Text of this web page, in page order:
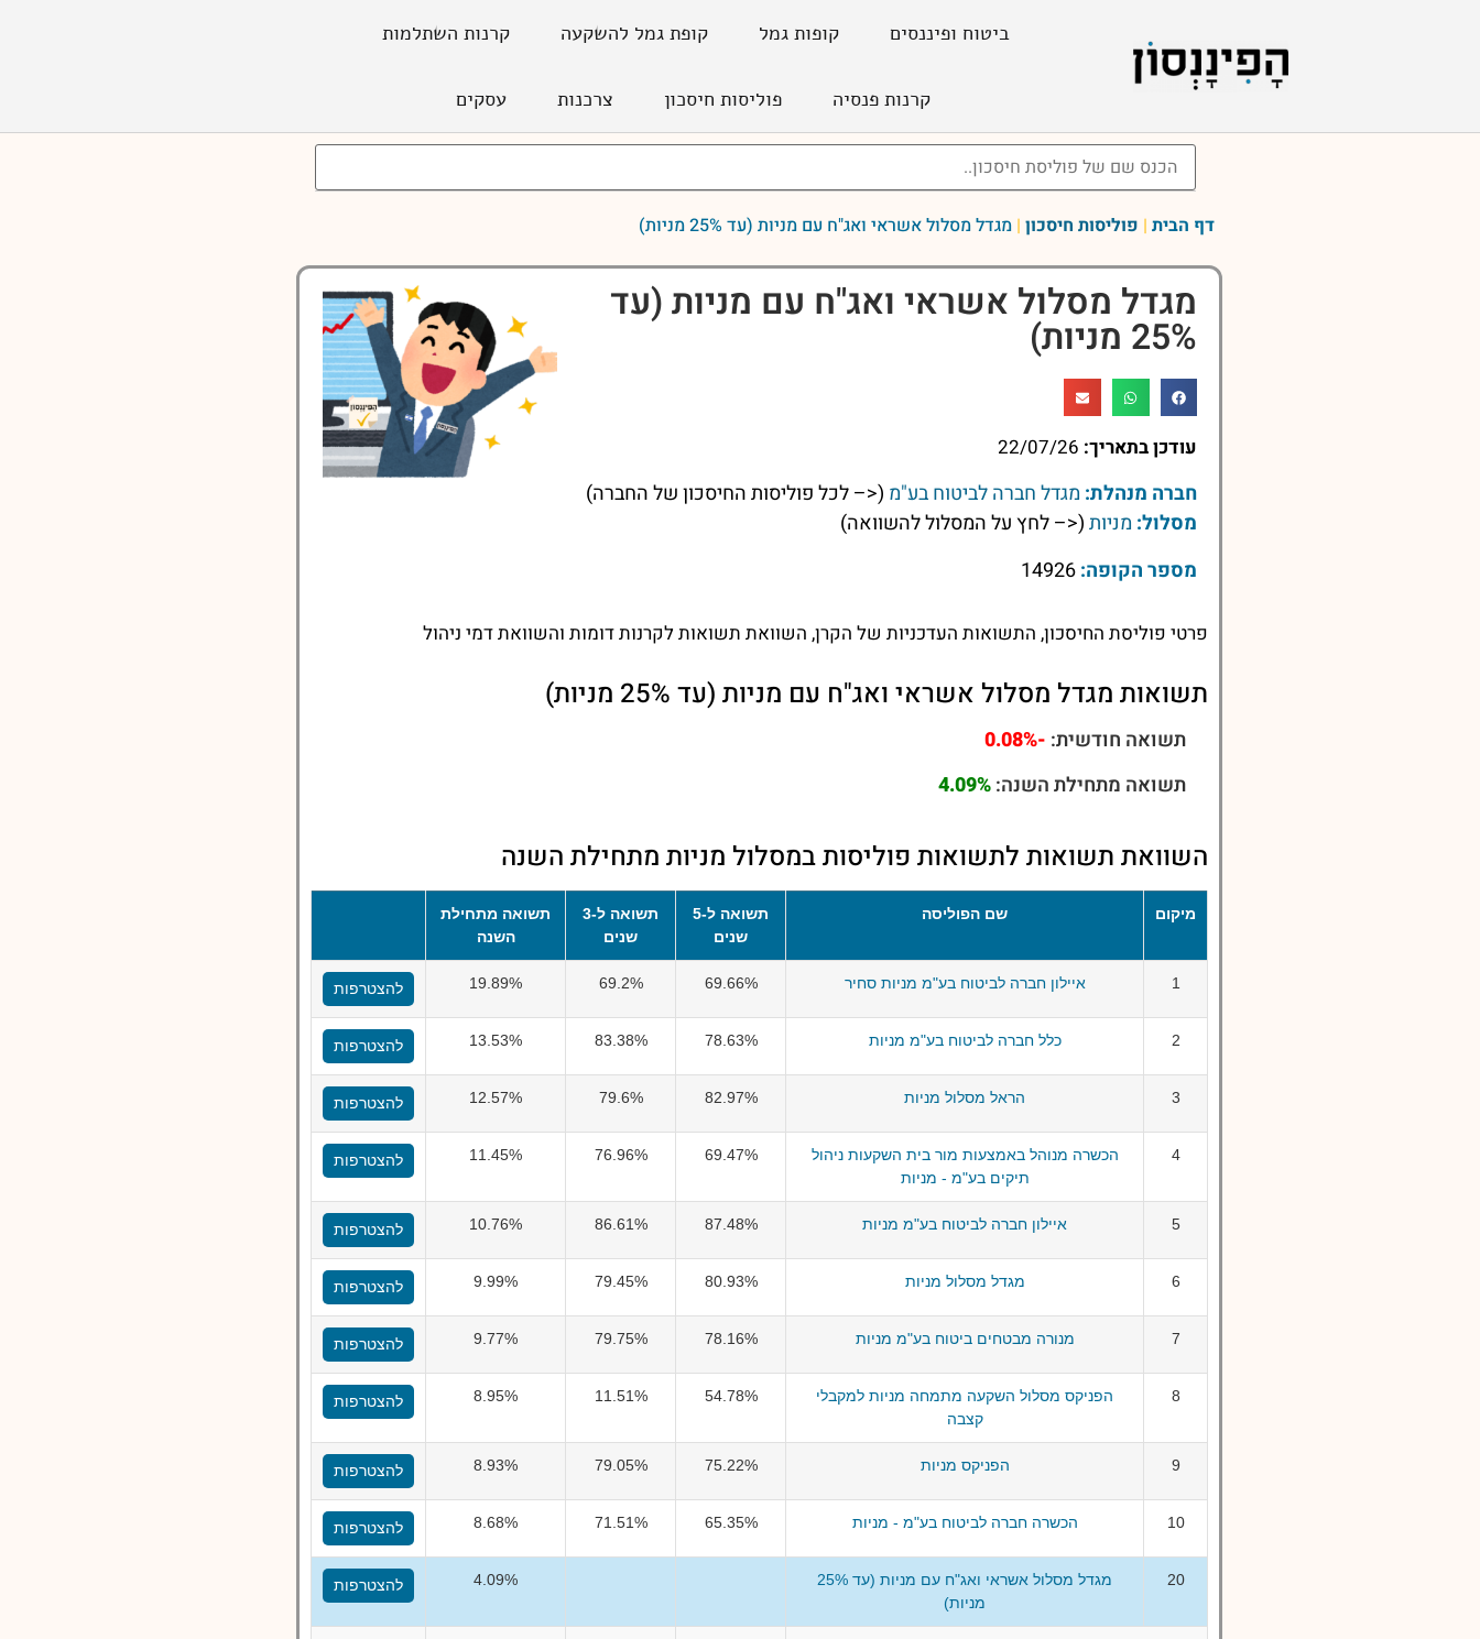
ביטוח ופיננסים קופות גמל קופת גמל להשקעה קרנות השתלמות
קרנות פנסיה פוליסות חיסכון צרכנות עסקים
דף הבית | פוליסות חיסכון | מגדל מסלול אשראי ואג"ח עם מניות (עד 25% מניות)
מגדל מסלול אשראי ואג"ח עם מניות (עד
25% מניות)
עודכן בתאריך: 22/07/26
חברה מנהלת: מגדל חברה לביטוח בע"מ (<– לכל פוליסות החיסכון של החברה)
מסלול: מניות(<– לחץ על המסלול להשוואה)
מספר הקופה:
פרטי פוליסת החיסכון, התשואות העדכניות של הקרן, השוואת תשואות לקרנות דומות והשוואת דמי ניהול
תשואות מגדל מסלול אשראי ואג"ח עם מניות (עד 25% מניות)
תשואה חודשית: -0.08%
תשואה מתחילת השנה:4.09%
השוואת תשואות לתשואות פוליסות במסלול מניות מתחילת השנה
מיקום שם הפוליסה
תשואה ל-5
שנים
תשואה ל-3
שנים
תשואה מתחילת
השנה
1 איילון חברה לביטוח בע"מ מניות סחיר 69.66%
69.2%
19.89% להצטרפות
2 כלל חברה לביטוח בע"מ מניות 78.63%
83.38%
13.53% להצטרפות
3 הראל מסלול מניות 82.97%
79.6%
12.57% להצטרפות
4
הכשרה מנוהל באמצעות מור בית השקעות ניהול
תיקים בע"מ - מניות
69.47%
76.96%
11.45% להצטרפות
5 איילון חברה לביטוח בע"מ מניות 87.48%
86.61%
10.76% להצטרפות
6 מגדל מסלול מניות 80.93%
79.45%
9.99% להצטרפות
7 מנורה מבטחים ביטוח בע"מ מניות 78.16%
79.75%
9.77% להצטרפות
8
הפניקס מסלול השקעה מתמחה מניות למקבלי
קצבה
54.78%
11.51%
8.95% להצטרפות
9 הפניקס מניות 75.22%
79.05%
8.93% להצטרפות
10 הכשרה חברה לביטוח בע"מ - מניות 65.35%
71.51%
8.68% להצטרפות
20
מגדל מסלול אשראי ואג"ח עם מניות (עד 25%
מניות)
4.09% להצטרפות